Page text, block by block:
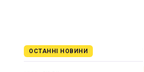
ОСТАННІ НОВИНИ